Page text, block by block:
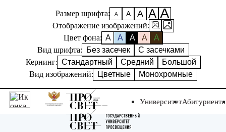
Размер шрифта: А А А А А
Отображение изображений:
Цвет фона: A A A A
A
Вид шрифта:
Без засечек
С засечками
Кернинг: Стандартный Средний
Большой
Вид изображений:
Цветные Монохромные
Университет